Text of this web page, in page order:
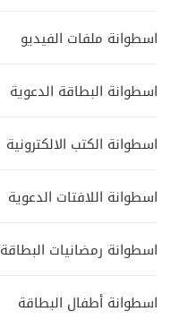
اسطوانة ملفات الفيديو
اسطوانة البطاقة الدعوية
اسطوانة الكتب الالكترونية
اسطوانة اللافتات الدعوية
اسطوانة رمضانيات البطاقة
اسطوانة أطفال البطاقة